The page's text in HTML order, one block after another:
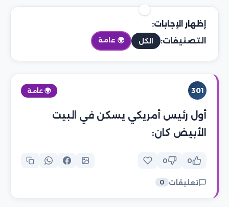
إظهار الإجابات:
التصنيفات:
الكل 🌍 عامة
301 🌍 عامة
أول رئيس أمريكي يسكن في البيت
الأبيض كان:
0
0
تعليقات 0